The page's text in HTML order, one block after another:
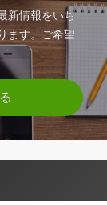
新情報をいち
ます。ご希望